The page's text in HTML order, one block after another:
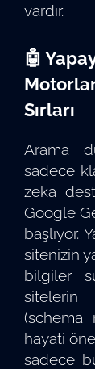
vardır.
🤖
Sırları
Arama
sadece
zeka
Google
başlıyor.
sitenizin
bilgiler
sitelerin
(schema
hayati
sadece